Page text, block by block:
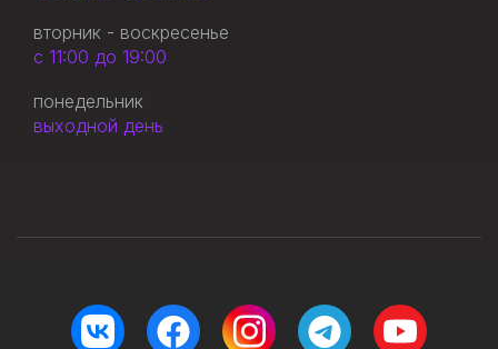
вторник - воскресенье
с 11:00 до 19:00
понедельник
выходной день